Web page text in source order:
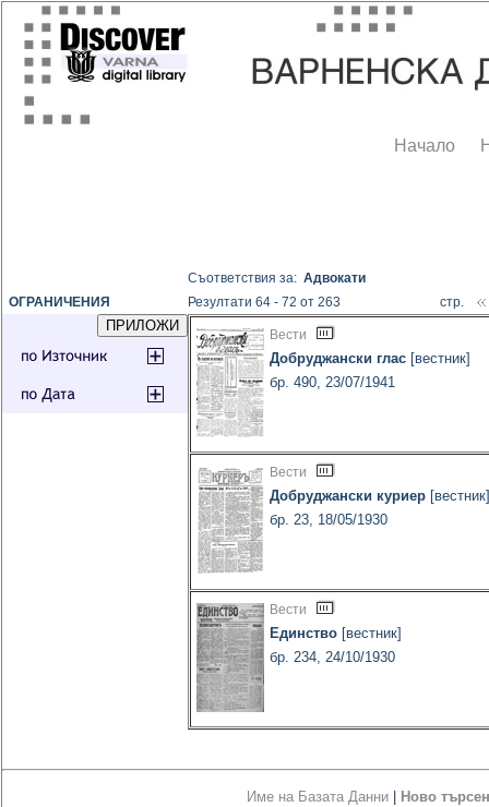
Начало
ОГРАНИЧЕНИЯ
Съответствия за:Адвокати
Резултати 64 - 72 от 263
стр.
Вести
Добруджански глас [вестник]
бр. 490, 23/07/1941
Вести
Добруджански куриер
бр. 23, 18/05/1930
Вести
Единство [вестник]
бр. 234, 24/10/1930
Име на Базата Данни Ново